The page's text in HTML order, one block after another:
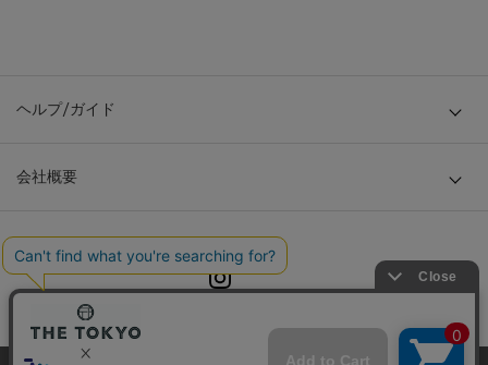
ヘルプ/ガイド
会社概要
© TOKYO BASE CO., LTD